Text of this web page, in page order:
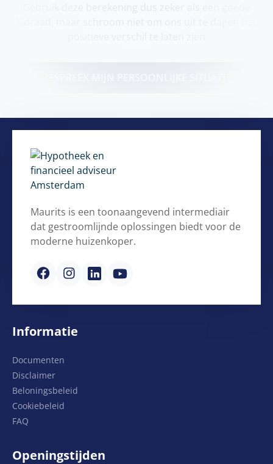
Maurits is een toonaangevend intermediair
dat gestroomlijnde oplossingen biedt voor de
moderne huizenkoper.
Informatie
Documenten
Disclaimer
Beloningsbeleid
Cookiebeleid
FAQ
Openingstijden